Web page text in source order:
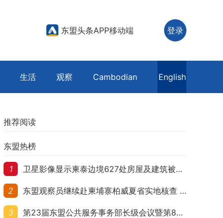
东盟头条APP移动端 登录
生活 观察 Cambodian English
推荐阅读
东盟热榜
1 卫星影像显示柬泰边境627处房屋及建筑被夷平 人权组织呼吁保护平民财产
2 东盟观察员继续赴柬埔寨柏威夏省实地核查 走访遭袭柬埔寨平民村庄
3 第23届东盟公共服务事务部长级会议暨第8届东盟与中日韩公共服务事务部长级会议在柬埔寨暹粒开幕